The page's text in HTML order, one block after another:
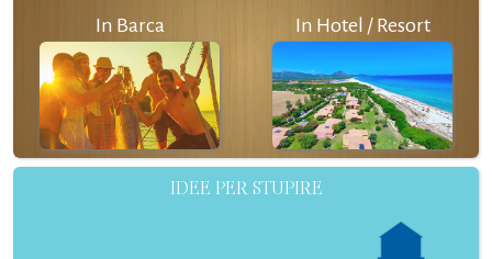
In Barca In Hotel / Resort
IDEE PER STUPIRE